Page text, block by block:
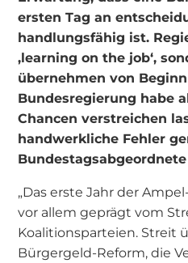
ersten Tag an
handlungsfähig ist.
‚learning on the job‘,
übernehmen von
Bundesregierung habe
Chancen verstreichen
handwerkliche Fehler
„Das erste Jahr der
vor allem geprägt vom
Koalitionsparteien. Streit
Bürgergeld-Reform, die